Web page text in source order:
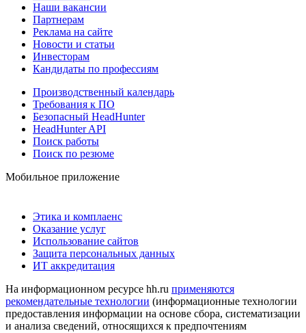
Наши вакансии
Партнерам
Реклама на сайте
Новости и статьи
Инвесторам
Кандидаты по профессиям
Производственный календарь
Требования к ПО
Безопасный HeadHunter
HeadHunter API
Поиск работы
Поиск по резюме
Мобильное приложение
Этика и комплаенс
Оказание услуг
Использование сайтов
Защита персональных данных
ИТ аккредитация
На информационном ресурсе hh.ru применяются
рекомендательные технологии (информационные технологии
предоставления информации на основе сбора, систематизации
и анализа сведений, относящихся к предпочтениям